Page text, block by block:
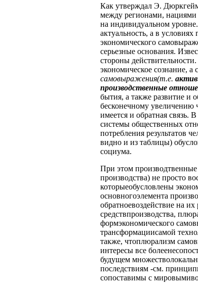
Как утверждал Э.
между регионами, нациями
на индивидуальном
актуальность, а в
экономического
серьезные основания.
стороны
экономическое сознание,
самовыражения(т.е.
производственные
бытия, а также развитие и
бесконечному увеличению
имеется и обратная связь.
системы общественных
потребления результатов
видно и из таблицы)
социума.
При этом
производства) не просто
которыеобусловлены
основногоэлемента
обратноевоздействие на
средствпроизводства,
формэкономического
трансформациисамой
также, чтоплюрализм
интересы все
будущем
последствиям -см.
сопоставимы с